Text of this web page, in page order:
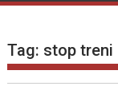
Tag: stop treni